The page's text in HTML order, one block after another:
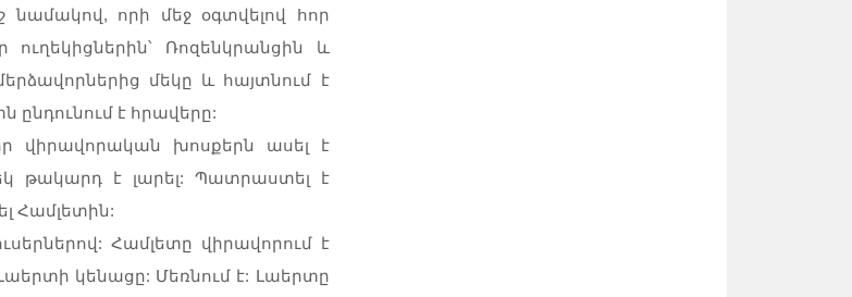
որի մեջ օգտվելով հոր
Ռոզենկրանցին և
մեկը և հայտնում է
է հրավերը:
վիրավորական խոսքերն ասել է
թակարդ է լարել: Պատրաստել է
Համլետին:
Համլետը վիրավորում է
կենացը: Մեռնում է: Լաերտը